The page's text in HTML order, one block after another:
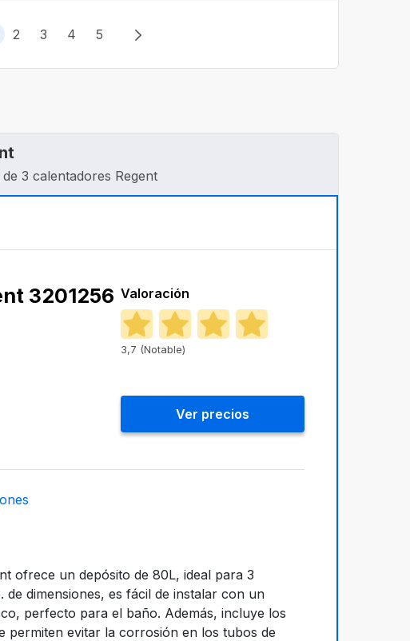
2 3 4 5
3 calentadores Regent
3201256 Valoración
3,7 (Notable)
Ver precios
ofrece un depósito de 80L, ideal para 3
dimensiones, es fácil de instalar con un
perfecto para el baño. Además, incluye los
permiten evitar la corrosión en los tubos de